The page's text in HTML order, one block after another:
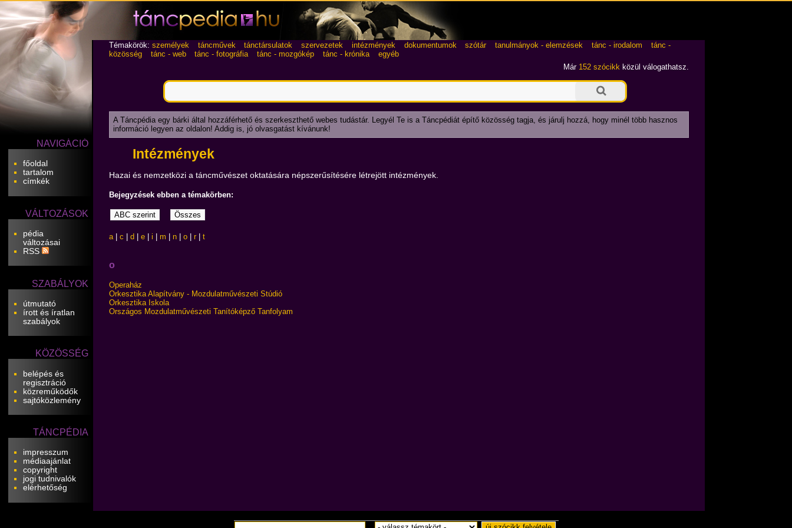
NAVIGÁCIÓ
főoldal
tartalom
címkék
VÁLTOZÁSOK
pédia
változásai
RSS
SZABÁLYOK
útmutató
írott és íratlan
szabályok
KÖZÖSSÉG
belépés és
regisztráció
közreműködők
sajtóközlemény
TÁNCPÉDIA
impresszum
médiaajánlat
copyright
jogi tudnivalók
elérhetőség
Témakörök: személyek táncművek tánctársulatok szervezetek intézmények dokumentumok szótár tanulmányok - elemzések tánc - irodalom
tánc -
közösség
tánc - web tánc - fotográfia tánc - mozgókép tánc - krónika
egyéb
Már 152 szócikk közül válogathatsz.
A Táncpédia egy bárki által hozzáférhető és szerkeszthető webes tudástár. Legyél Te is a Táncpédiát építő közösség tagja, és járulj hozzá, hogy minél több hasznos
információ legyen az oldalon! Addig is, jó olvasgatást kívánunk!
Intézmények
Hazai és nemzetközi a táncművészet oktatására népszerűsítésére létrejött intézmények.
Bejegyzések ebben a témakörben:
a| c d e| i m n| o| r| t
o
Operaház
Orkesztika Alapítvány - Mozdulatművészeti Stúdió
Orkesztika Iskola
Országos Mozdulatművészeti Tanítóképző Tanfolyam